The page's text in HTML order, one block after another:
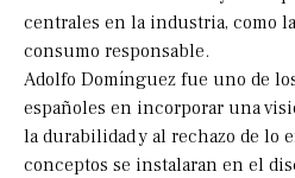
centrales en la industria, como
consumo responsable.
Adolfo Domínguez fue uno de
españoles en incorporar una
la durabilidad y al rechazo de lo
conceptos se instalaran en el